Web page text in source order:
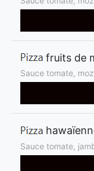
fruits de
Sauce tomate,
Sauce tomate,